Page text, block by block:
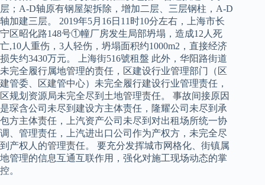
层；A-D轴原有钢屋架拆除，增加二层、三层钢柱，A-D
轴加建三层。 2019年5月16日11时10分左右，上海市长
宁区昭化路148号①幢厂房发生局部坍塌，造成12人死
亡,10人重伤，3人轻伤，坍塌面积约1000m2，直接经济
损失约3430万元。 上海街516號租盤 此外，华阳路街道
未完全履行属地管理的责任，区建设行业管理部门（区
建管委、区建管中心）未完全履行建设行业管理责任，
区规划资源局未完全尽到土地管理责任。 事故间接原因
是琛含公司未尽到建设方主体责任，隆耀公司未尽到承
包方主体责任，上汽资产公司未尽到对出租场所统一协
调、管理责任，上汽进出口公司作为产权方，未完全尽
到产权人的管理责任。 要充分发挥城市网格化、街镇属
地管理的信息互通互联作用，强化对施工现场动态的掌
控。